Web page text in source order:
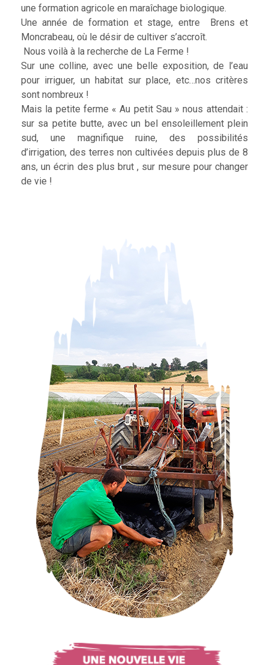
une formation agricole en maraîchage biologique.
Une année de formation et stage, entre Brens et
Moncrabeau, où le désir de cultiver s’accroît.
Nous voilà à la recherche de La Ferme !
Sur une colline, avec une belle exposition, de l’eau
pour irriguer, un habitat sur place, etc…nos critères
sont nombreux !
Mais la petite ferme « Au petit Sau » nous attendait :
sur sa petite butte, avec un bel ensoleillement plein
sud, une magnifique ruine, des possibilités
d’irrigation, des terres non cultivées depuis plus de 8
ans, un écrin des plus brut , sur mesure pour changer
de vie !